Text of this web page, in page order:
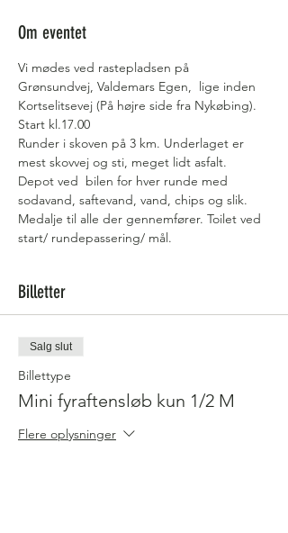
Om eventet
Vi mødes ved rastepladsen på
Grønsundvej, Valdemars Egen,  lige inden
Kortselitsevej (På højre side fra Nykøbing).
Start kl.17.00
Runder i skoven på 3 km. Underlaget er
mest skovvej og sti, meget lidt asfalt.
Depot ved  bilen for hver runde med
sodavand, saftevand, vand, chips og slik.
Medalje til alle der gennemfører. Toilet ved
start/ rundepassering/ mål.
Billetter
Salg slut
Billettype
Mini fyraftensløb kun 1/2 M
Flere oplysninger